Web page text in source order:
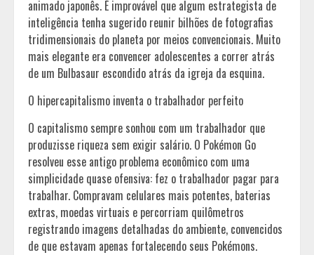
animado japonês. É improvável que algum estrategista de
inteligência tenha sugerido reunir bilhões de fotografias
tridimensionais do planeta por meios convencionais. Muito
mais elegante era convencer adolescentes a correr atrás
de um Bulbasaur escondido atrás da igreja da esquina.
O hipercapitalismo inventa o trabalhador perfeito
O capitalismo sempre sonhou com um trabalhador que
produzisse riqueza sem exigir salário. O Pokémon Go
resolveu esse antigo problema econômico com uma
simplicidade quase ofensiva: fez o trabalhador pagar para
trabalhar. Compravam celulares mais potentes, baterias
extras, moedas virtuais e percorriam quilômetros
registrando imagens detalhadas do ambiente, convencidos
de que estavam apenas fortalecendo seus Pokémons.